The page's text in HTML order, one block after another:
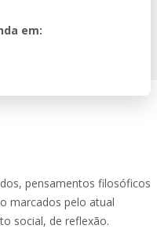
em:
pensamentos filosóficos
marcados pelo atual
social, de reflexão.